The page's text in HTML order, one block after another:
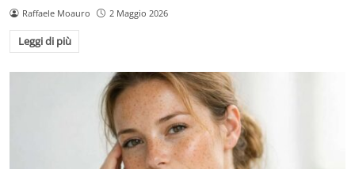
Raffaele Moauro 2 Maggio 2026
Leggi di più